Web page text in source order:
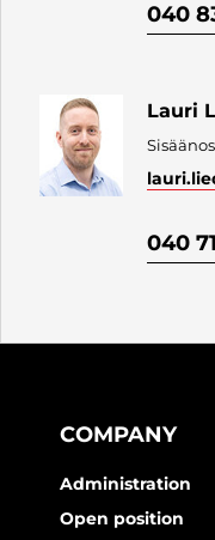
040
Lauri
040
COMPANY
Administration
Open position